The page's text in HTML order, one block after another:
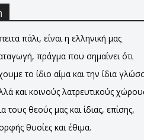
πάλι, είναι η ελληνική μας
πράγμα που σημαίνει ότι
το ίδιο αίμα και την ίδια
και κοινούς λατρευτικούς
τους θεούς μας και ίδιας, επίσης,
θυσίες και έθιμα.